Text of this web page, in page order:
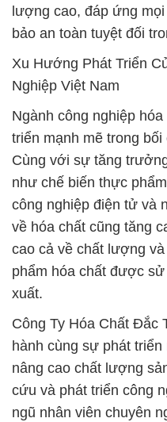
lượng cao, đáp ứng
bảo an toàn tuyệt đối
Xu Hướng Phát Triển
Nghiệp Việt Nam
Ngành công nghiệp
triển mạnh mẽ trong
Cùng với sự tăng
như chế biến thực
công nghiệp điện tử và
về hóa chất cũng tăng
cao cả về chất lượng
phẩm hóa chất được
xuất.
Công Ty Hóa Chất Đắc
hành cùng sự phát
nâng cao chất lượng
cứu và phát triển công
ngũ nhân viên chuyên